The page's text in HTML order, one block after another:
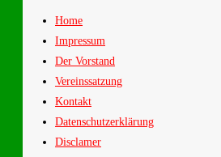
Home
Impressum
Der Vorstand
Vereinssatzung
Kontakt
Datenschutzerklärung
Disclamer